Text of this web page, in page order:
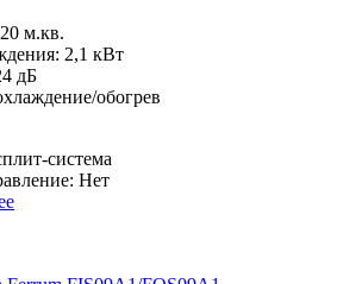
м.кв.
2,1 кВт
дБ
обогрев
система
Нет